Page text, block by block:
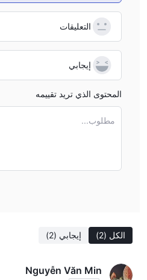
الكل (2) إيجابي (2)
Nguyễn Văn Min
التعليقات
إيجابي
المحتوى الذي تريد تقييمه
مطلوب...